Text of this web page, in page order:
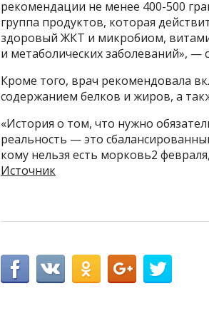
рекомендации не менее 400-500
группа продуктов, которая
здоровый ЖКТ и микробиом,
и метаболических заболеваний», —
Кроме того, врач рекомендовала
содержанием белков и жиров, а
«История о том, что нужно
реальность — это
кому нельзя есть морковь2
Источник